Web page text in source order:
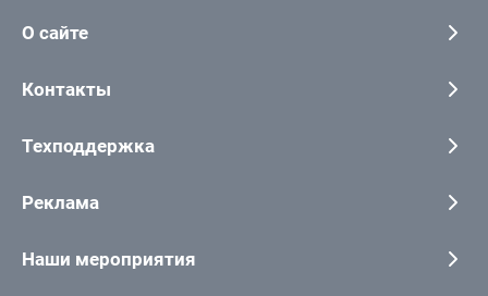
О сайте
Контакты
Техподдержка
Реклама
Наши мероприятия